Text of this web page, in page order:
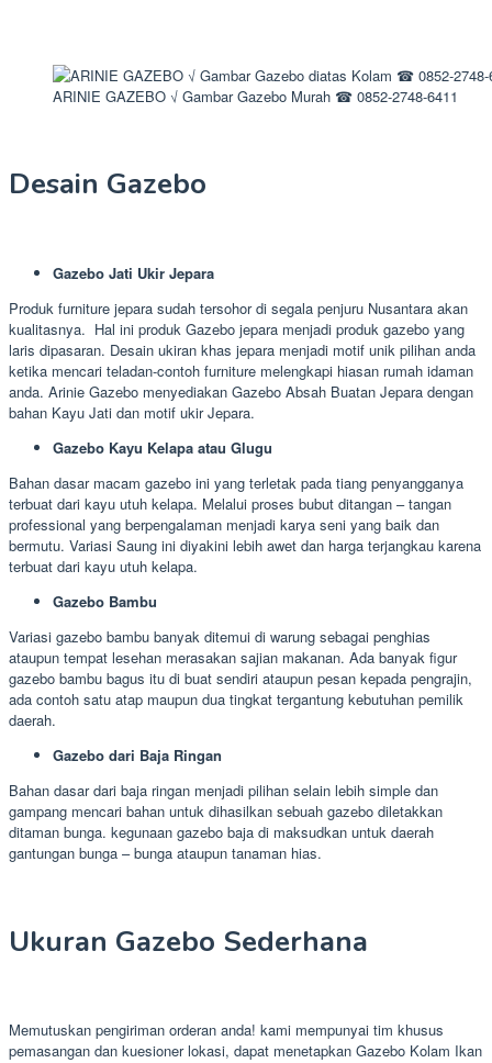
ARINIE GAZEBO √ Gambar Gazebo Murah ☎ 0852-2748-6411
Desain Gazebo
Gazebo Jati Ukir Jepara
Produk furniture jepara sudah tersohor di segala penjuru Nusantara akan
kualitasnya. Hal ini produk Gazebo jepara menjadi produk gazebo yang
laris dipasaran. Desain ukiran khas jepara menjadi motif unik pilihan anda
ketika mencari teladan-contoh furniture melengkapi hiasan rumah idaman
anda. Arinie Gazebo menyediakan Gazebo Absah Buatan Jepara dengan
bahan Kayu Jati dan motif ukir Jepara.
Gazebo Kayu Kelapa atau Glugu
Bahan dasar macam gazebo ini yang terletak pada tiang penyangganya
terbuat dari kayu utuh kelapa. Melalui proses bubut ditangan – tangan
professional yang berpengalaman menjadi karya seni yang baik dan
bermutu. Variasi Saung ini diyakini lebih awet dan harga terjangkau karena
terbuat dari kayu utuh kelapa.
Gazebo Bambu
Variasi gazebo bambu banyak ditemui di warung sebagai penghias
ataupun tempat lesehan merasakan sajian makanan. Ada banyak figur
gazebo bambu bagus itu di buat sendiri ataupun pesan kepada pengrajin,
ada contoh satu atap maupun dua tingkat tergantung kebutuhan pemilik
daerah.
Gazebo dari Baja Ringan
Bahan dasar dari baja ringan menjadi pilihan selain lebih simple dan
gampang mencari bahan untuk dihasilkan sebuah gazebo diletakkan
ditaman bunga. kegunaan gazebo baja di maksudkan untuk daerah
gantungan bunga – bunga ataupun tanaman hias.
Ukuran Gazebo Sederhana
Memutuskan pengiriman orderan anda! kami mempunyai tim khusus
pemasangan dan kuesioner lokasi, dapat menetapkan Gazebo Kolam Ikan